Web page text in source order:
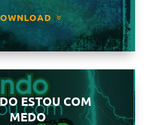
ESTOU COM
MEDO